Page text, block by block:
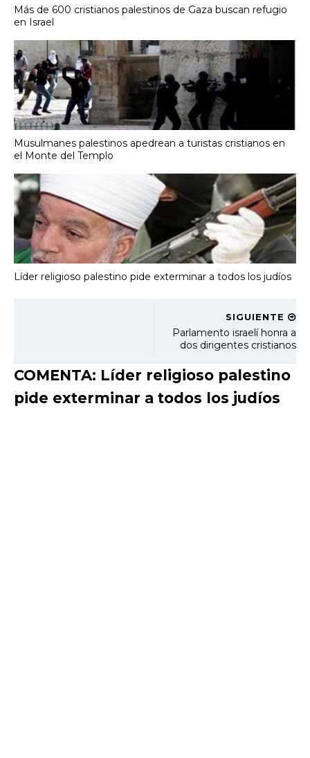
Más de 600 cristianos palestinos de Gaza buscan refugio
en Israel
Musulmanes palestinos apedrean a turistas cristianos en
el Monte del Templo
Líder religioso palestino pide exterminar a todos los judíos
SIGUIENTE
Parlamento israelí honra a
dos dirigentes cristianos
COMENTA: Líder religioso palestino
pide exterminar a todos los judíos